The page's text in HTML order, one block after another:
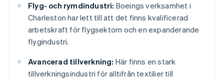
Flyg- och rymdindustri: Boeings verksamhet i
Charleston har lett till att det finns kvalificerad
arbetskraft för flygsektorn och en expanderande
flygindustri.
Avancerad tillverkning: Här finns en stark
tillverkningsindustri för alltifrån textilier till